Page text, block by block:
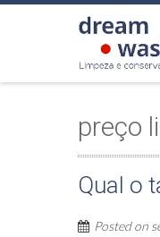
preço
Qual o
Posted on